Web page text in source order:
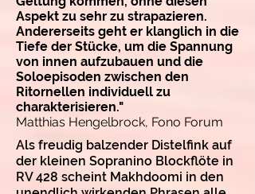
Aspekt zu sehr zu strapazieren.
Andererseits geht er klanglich in die
Tiefe der Stücke, um die Spannung
von innen aufzubauen und die
Soloepisoden zwischen den
Ritornellen individuell zu
charakterisieren."
Matthias Hengelbrock, Fono Forum
Als freudig balzender Distelfink auf
der kleinen Sopranino Blockflöte in
RV 428 scheint Makhdoomi in den